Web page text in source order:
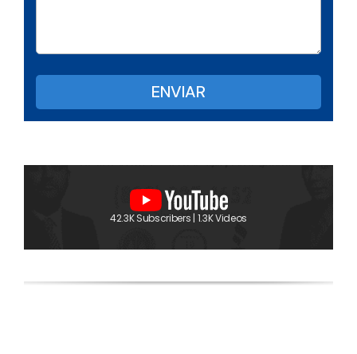
42.3K Subscribers | 1.3K Videos